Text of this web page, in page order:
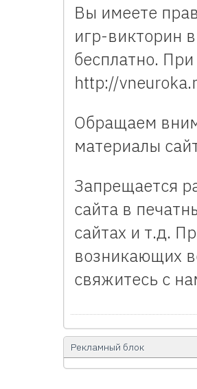
Вы имеете
игр-викторин
бесплатно.
http://
Обращаем
материалы
Запрещается
сайта в
сайтах и т.д.
возникающих
свяжитесь с
Рекламный блок